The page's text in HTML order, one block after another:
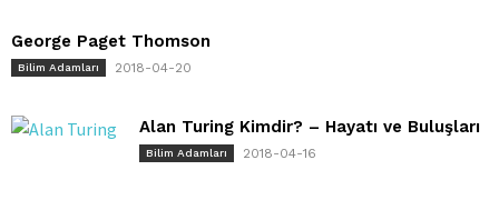
George Paget Thomson
Bilim Adamları 2018-04-20
Alan Turing Kimdir? – Hayatı ve Buluşları
Bilim Adamları 2018-04-16